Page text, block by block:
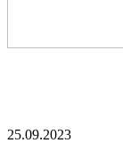
25.09.2023